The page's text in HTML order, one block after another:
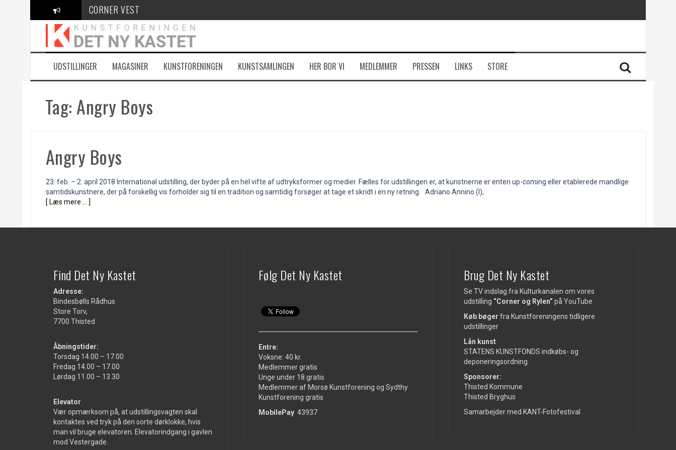
CORNER VEST
KANT Festival
100 Danske Keramikere
UDSTILLINGER MAGASINER KUNSTFORENINGEN KUNSTSAMLINGEN HER BOR VI MEDLEMMER PRESSEN LINKS STORE
Tag: Angry Boys
Angry Boys
23. feb. – 2. april 2018 International udstilling, der byder på en hel vifte af udtryksformer og medier. Fælles for udstillingen er, at kunstnerne er enten up-coming eller etablerede mandlige
samtidskunstnere, der på forskellig vis forholder sig til en tradition og samtidig forsøger at tage et skridt i en ny retning. Adriano Annino (I),
[ Læs mere … ]
Find Det Ny Kastet
Adresse:
Bindesbølls Rådhus
Store Torv,
7700 Thisted
Åbningstider:
Torsdag 14.00 – 17.00
Fredag 14.00 – 17.00
Lørdag 11.00 – 13.30
Elevator
Vær opmærksom på, at udstillingsvagten skal
kontaktes ved tryk på den sorte dørklokke, hvis
man vil bruge elevatoren. Elevatorindgang i gavlen
mod Vestergade.
Følg Det Ny Kastet
Entre:
Voksne: 40 kr.
Medlemmer gratis
Unge under 18 gratis
Medlemmer af Morsø Kunstforening og Sydthy
Kunstforening gratis
MobilePay43937
Brug Det Ny Kastet
Se TV indslag fra Kulturkanalen om vores
udstilling “Corner og Rylen”påYouTube
Køb bøger fra Kunstforeningens tidligere
udstillinger
Lån kunst
STATENS KUNSTFONDS indkøbs- og
deponeringsordning
Sponsorer:
Thisted Kommune
Thisted Bryghus
Samarbejder med KANT-Fotofestival